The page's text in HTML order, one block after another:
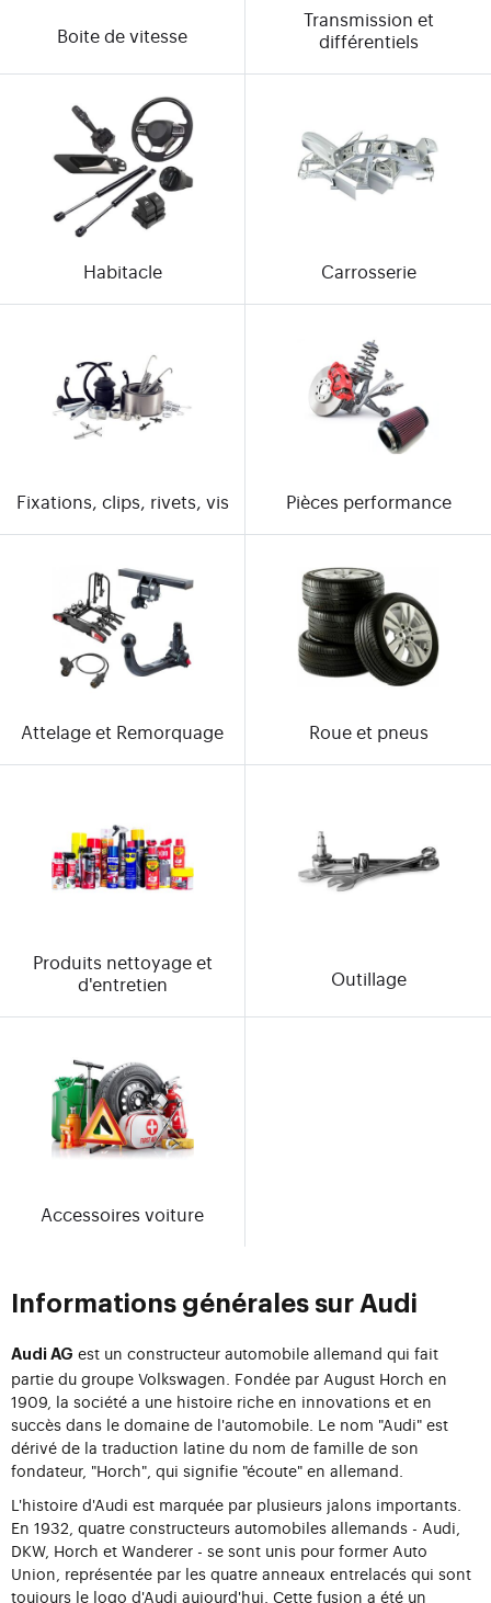
Boite de vitesse
Transmission et
différentiels
Habitacle Carrosserie
Fixations, clips, rivets, vis Pièces performance
Attelage et Remorquage Roue et pneus
Produits nettoyage et
d'entretien
Outillage
Accessoires voiture
Informations générales sur Audi
Audi AG est un constructeur automobile allemand qui fait
partie du groupe Volkswagen. Fondée par August Horch en
1909, la société a une histoire riche en innovations et en
succès dans le domaine de l'automobile. Le nom "Audi" est
dérivé de la traduction latine du nom de famille de son
fondateur, "Horch", qui signifie "écoute" en allemand.
L'histoire d'Audi est marquée par plusieurs jalons importants.
En 1932, quatre constructeurs automobiles allemands - Audi,
DKW, Horch et Wanderer - se sont unis pour former Auto
Union, représentée par les quatre anneaux entrelacés qui sont
toujours le logo d'Audi aujourd'hui. Cette fusion a été un